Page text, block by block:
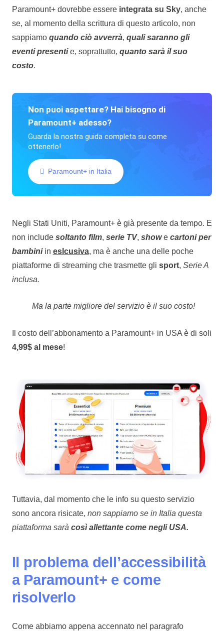
Paramount+ dovrebbe essereintegrata su Sky, anche
se, al momento della scrittura di questo articolo, non
sappiamo quando ciò avverrà, quali saranno gli
eventi presenti e, soprattutto, quanto sarà il suo
costo.
Non puoi aspettare? Hai bisogno di
Paramount+ adesso?
Guarda la nostra guida completa su come
ottenerlo!
Paramount+ in Italia
Negli Stati Uniti, Paramount+ è già presente da tempo. E
non includesoltanto film, serie TV, showe cartoni per
bambini in eslcusiva, ma è anche una delle poche
piattaforme di streaming che trasmette gli sport, Serie A
inclusa.
Ma la parte migliore del servizio è il suo costo!
Il costo dell’abbonamento a Paramount+ in USA è di soli
4,99$ al mese!
Tuttavia, dal momento che le info su questo servizio
sono ancora risicate, non sappiamo se in Italia questa
piattaforma sarà così allettante come negli USA.
Il problema dell’accessibilità
a Paramount+ e come
risolverlo
Come abbiamo appena accennato nel paragrafo